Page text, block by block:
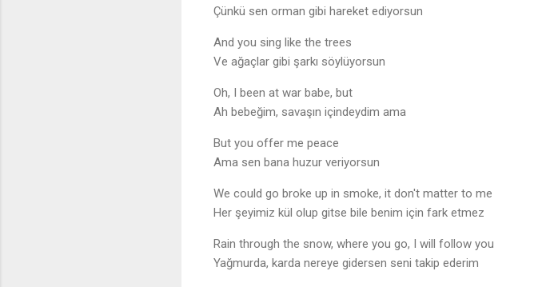
Çünkü sen orman gibi hareket ediyorsun
And you sing like the trees
Ve ağaçlar gibi şarkı söylüyorsun
Oh, I been at war babe, but
Ah bebeğim, savaşın içindeydim ama
But you offer me peace
Ama sen bana huzur veriyorsun
We could go broke up in smoke, it don't matter to me
Her şeyimiz kül olup gitse bile benim için fark etmez
Rain through the snow, where you go, I will follow you
Yağmurda, karda nereye gidersen seni takip ederim